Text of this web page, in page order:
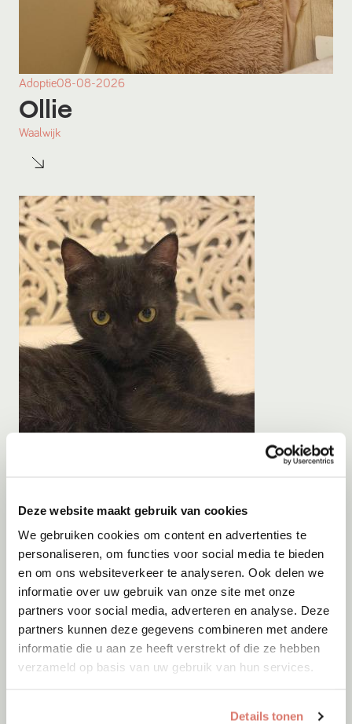
Deze website maakt gebruik van cookies
We gebruiken cookies om content en advertenties te
personaliseren, om functies voor social media te bieden
en om ons websiteverkeer te analyseren. Ook delen we
informatie over uw gebruik van onze site met onze
partners voor social media, adverteren en analyse. Deze
partners kunnen deze gegevens combineren met andere
informatie die u aan ze heeft verstrekt of die ze hebben
verzameld op basis van uw gebruik van hun services.
Details tonen
Adoptie08-08-2026
Ollie
Waalwijk
Kale+ Kimchi
Dubai